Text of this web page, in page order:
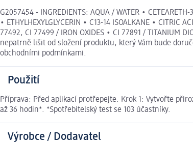
G2057454 - INGREDIENTS: AQUA / WATER • CETEARETH-
• ETHYLHEXYLGLYCERIN • C13-14 ISOALKANE • CITRIC
77492, CI 77499 / IRON OXIDES • CI 77891 /
nepatrně lišit od složení produktu, který Vám bude
obchodními podmínkami.
Použití
Příprava: Před aplikací protřepejte. Krok 1: Vytvořte
až 36 hodin*. *Spotřebitelský test se 103 účastníky.
Výrobce / Dodavatel